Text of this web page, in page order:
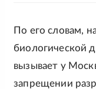
По его словам,
биологической
вызывает у
запрещении